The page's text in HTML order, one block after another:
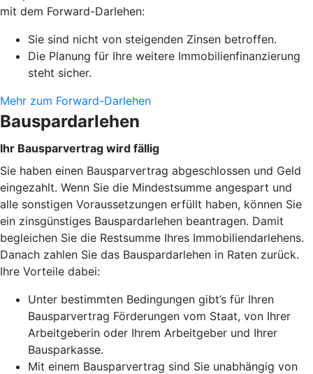
mit dem Forward-Darlehen:
Sie sind nicht von steigenden Zinsen betroffen.
Die Planung für Ihre weitere Immobilienfinanzierung
steht sicher.
Mehr zum Forward-Darlehen
Bauspardarlehen
Ihr Bausparvertrag wird fällig
Sie haben einen Bausparvertrag abgeschlossen und Geld
eingezahlt. Wenn Sie die Mindestsumme angespart und
alle sonstigen Voraussetzungen erfüllt haben, können Sie
ein zinsgünstiges Bauspardarlehen beantragen. Damit
begleichen Sie die Restsumme Ihres Immobiliendarlehens.
Danach zahlen Sie das Bauspardarlehen in Raten zurück.
Ihre Vorteile dabei:
Unter bestimmten Bedingungen gibt’s für Ihren
Bausparvertrag Förderungen vom Staat, von Ihrer
Arbeitgeberin oder Ihrem Arbeitgeber und Ihrer
Bausparkasse.
Mit einem Bausparvertrag sind Sie unabhängig von